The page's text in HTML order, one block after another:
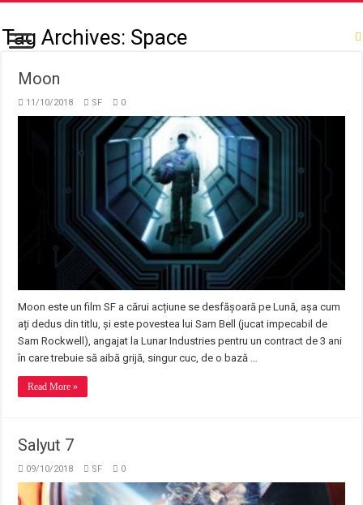
Tag Archives: Space
Moon
11/10/2018 SF 0
Moon este un film SF a cărui acțiune se desfășoară pe Lună, așa cum
ați dedus din titlu, și este povestea lui Sam Bell (jucat impecabil de
Sam Rockwell), angajat la Lunar Industries pentru un contract de 3 ani
în care trebuie să aibă grijă, singur cuc, de o bază …
Read More »
Salyut 7
09/10/2018 SF 0